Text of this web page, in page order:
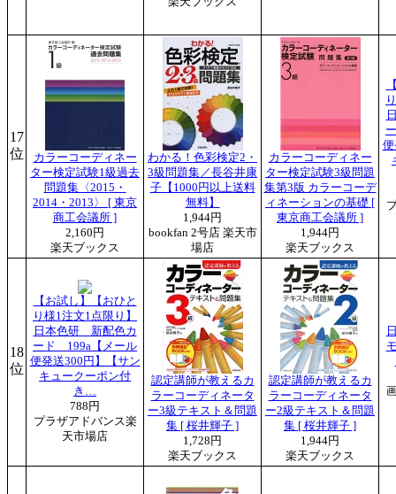
17
位
カラーコーディネー
ター検定試験1級過去
問題集〈2015・
2014・2013〉 [ 東京
商工会議所 ]
2,160円
楽天ブックス
わかる！色彩検定2・
3級問題集／長谷井康
子【1000円以上送料
無料】
1,944円
bookfan 2号店 楽天市
場店
カラーコーディネー
ター検定試験3級問題
集第3版 カラーコーデ
ィネーションの基礎 [
東京商工会議所 ]
1,944円
楽天ブックス
便
18
位
【お試し】【おひと
り様1注文1点限り】
日本色研 新配色カ
ード 199a【メール
便発送300円】【サン
キュークーポン付
き…
788円
プラザアドバンス楽
天市場店
認定講師が教えるカ
ラーコーディネータ
ー3級テキスト＆問題
集 [ 桜井輝子 ]
1,728円
楽天ブックス
認定講師が教えるカ
ラーコーディネータ
ー2級テキスト＆問題
集 [ 桜井輝子 ]
1,944円
楽天ブックス